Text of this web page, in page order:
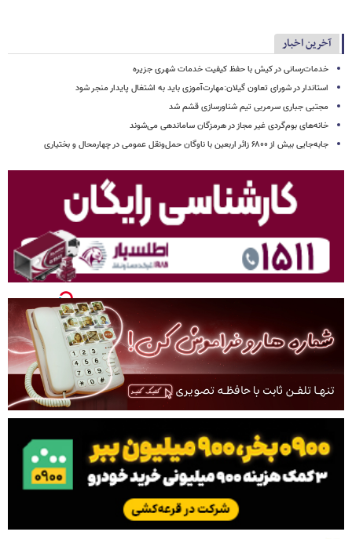
آخرین اخبار
خدمات‌رسانی در کیش با حفظ کیفیت خدمات شهری جزیره
استاندار در شورای تعاون گیلان:مهارت‌آموزی باید به اشتغال پایدار منجر شود
مجتبی جباری سرمربی تیم شناورسازی قشم شد
خانه‌های بوم‌گردی غیر مجاز در هرمزگان ساماندهی می‌شوند
جابه‌جایی بیش از ۶۸۰۰ زائر اربعین با ناوگان حمل‌ونقل عمومی در چهارمحال و بختیاری